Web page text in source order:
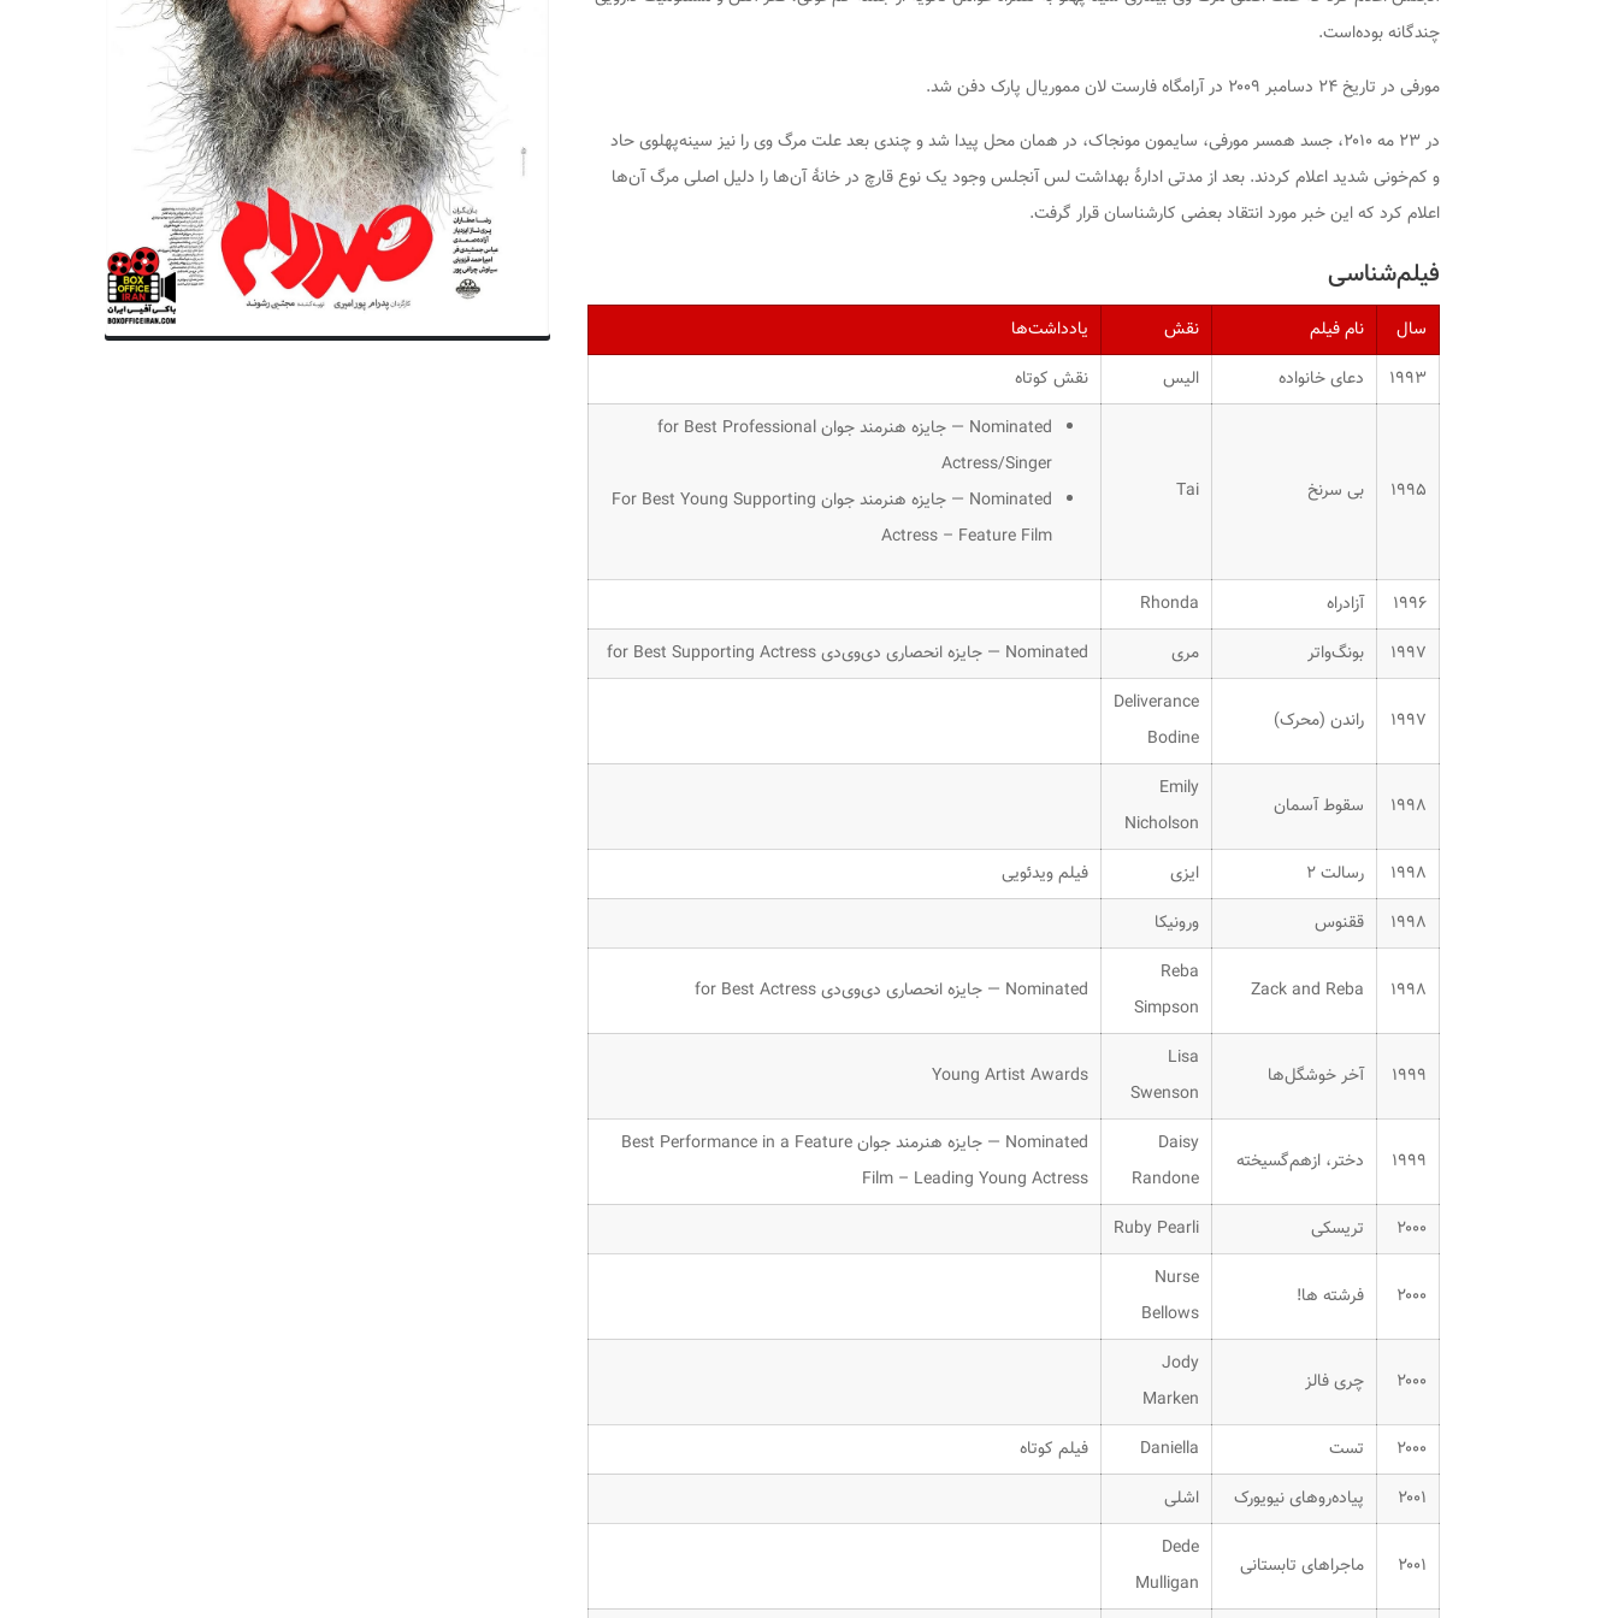
چندگانه بوده‌است.
مورفی در تاریخ ۲۴ دسامبر ۲۰۰۹ در آرامگاه فارست لان مموریال پارک دفن شد.
در ۲۳ مه ۲۰۱۰، جسد همسر مورفی، سایمون مونجاک، در همان محل پیدا شد و چندی بعد علت مرگ وی را نیز سینه‌پهلوی حاد
و کم‌خونی شدید اعلام کردند. بعد از مدتی ادارهٔ بهداشت لس آنجلس وجود یک نوع قارچ در خانهٔ آن‌ها را دلیل اصلی مرگ آن‌ها
اعلام کرد که این خبر مورد انتقاد بعضی کارشناسان قرار گرفت.
فیلم‌شناسی
سال نام فیلم نقش
یادداشت‌ها
۱۹۹۳
دعای خانواده الیس نقش کوتاه
۱۹۹۵ بی سرنخ Tai
Nominated — جایزه هنرمند جوان for Best Professional
Actress/Singer
Nominated — جایزه هنرمند جوان For Best Young Supporting
Actress – Feature Film
۱۹۹۶ آزادراه
Rhonda
۱۹۹۷
بونگ‌واتر مری Nominated — جایزه انحصاری دی‌وی‌دی for Best Supporting Actress
۱۹۹۷ راندن (محرک)
Deliverance
Bodine
۱۹۹۸ سقوط آسمان
Emily
Nicholson
۱۹۹۸
رسالت ۲ ایزی
فیلم ویدئویی
۱۹۹۸
ققنوس ورونیکا
۱۹۹۸ Zack and Reba
Reba
Simpson
Nominated — جایزه انحصاری دی‌وی‌دی for Best Actress
۱۹۹۹ آخر خوشگل‌ها
Lisa
Swenson
Young Artist Awards
۱۹۹۹ دختر، ازهم‌گسیخته
Daisy
Randone
Nominated — جایزه هنرمند جوان Best Performance in a Feature
Film – Leading Young Actress
۲۰۰۰
تریسکی Ruby Pearli
۲۰۰۰ فرشته ها!
Nurse
Bellows
۲۰۰۰ چری فالز
Jody
Marken
۲۰۰۰
تست Daniella
فیلم کوتاه
۲۰۰۱
پیاده‌روهای نیویورک اشلی
۲۰۰۱ ماجراهای تابستانی
Dede
Mulligan